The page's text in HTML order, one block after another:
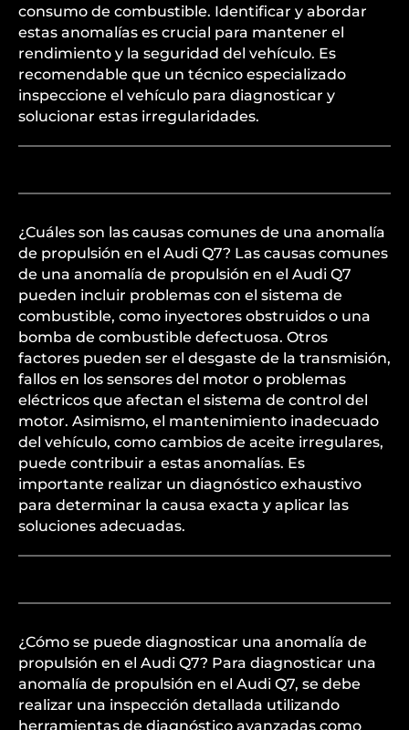
consumo de combustible. Identificar y abordar
estas anomalías es crucial para mantener el
rendimiento y la seguridad del vehículo. Es
recomendable que un técnico especializado
inspeccione el vehículo para diagnosticar y
solucionar estas irregularidades.
¿Cuáles son las causas comunes de una anomalía
de propulsión en el Audi Q7? Las causas comunes
de una anomalía de propulsión en el Audi Q7
pueden incluir problemas con el sistema de
combustible, como inyectores obstruidos o una
bomba de combustible defectuosa. Otros
factores pueden ser el desgaste de la transmisión,
fallos en los sensores del motor o problemas
eléctricos que afectan el sistema de control del
motor. Asimismo, el mantenimiento inadecuado
del vehículo, como cambios de aceite irregulares,
puede contribuir a estas anomalías. Es
importante realizar un diagnóstico exhaustivo
para determinar la causa exacta y aplicar las
soluciones adecuadas.
¿Cómo se puede diagnosticar una anomalía de
propulsión en el Audi Q7? Para diagnosticar una
anomalía de propulsión en el Audi Q7, se debe
realizar una inspección detallada utilizando
herramientas de diagnóstico avanzadas como